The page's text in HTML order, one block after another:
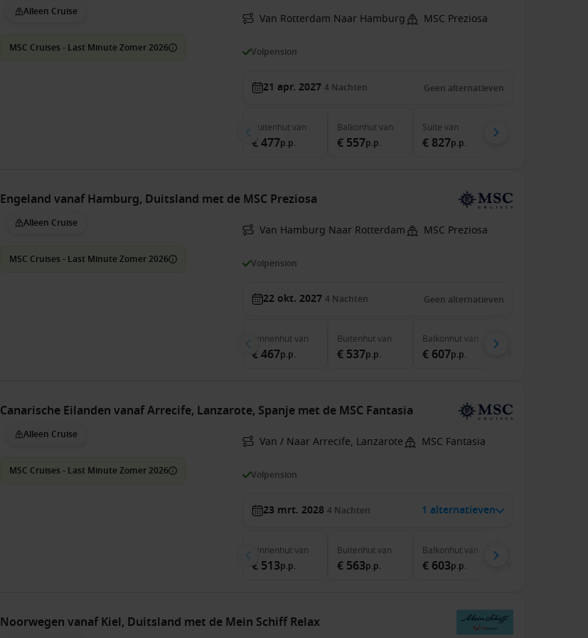
Alleen Cruise
MSC Cruises - Last Minute Zomer 2026
Van Rotterdam Naar Hamburg MSC Preziosa
Volpension
21 apr. 2027 4 Nachten Geen alternatieven
Buitenhutvan
€ 477p.p.
Balkonhutvan
€ 557p.p.
Suite van
€ 827p.p.
Engeland vanaf Hamburg, Duitsland met de MSC Preziosa
Alleen Cruise
MSC Cruises - Last Minute Zomer 2026
Van Hamburg Naar Rotterdam MSC Preziosa
Volpension
22 okt. 2027 4 Nachten Geen alternatieven
Binnenhutvan
€ 467p.p.
Buitenhutvan
€ 537p.p.
Balkonhutvan
€ 607p.p.
Canarische Eilanden vanaf Arrecife, Lanzarote, Spanje met de MSC Fantasia
Alleen Cruise
MSC Cruises - Last Minute Zomer 2026
Van / Naar Arrecife, Lanzarote MSC Fantasia
Volpension
23 mrt. 2028 4 Nachten 1 alternatieven
Binnenhutvan
€ 513p.p.
Buitenhutvan
€ 563p.p.
Balkonhutvan
€ 603p.p.
Noorwegen vanaf Kiel, Duitsland met de Mein Schiff Relax